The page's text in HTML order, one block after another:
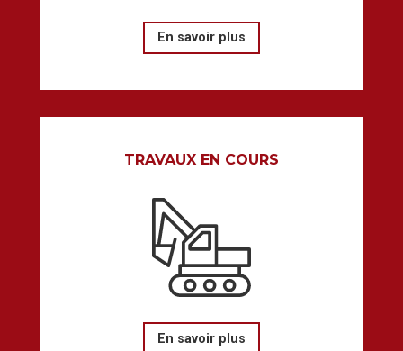
En savoir plus
TRAVAUX EN COURS
En savoir plus